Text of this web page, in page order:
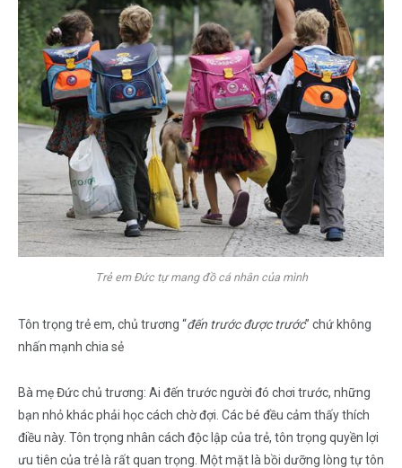
Trẻ em Đức tự mang đồ cá nhân của mình
Tôn trọng trẻ em, chủ trương “đến trước được trước” chứ không
nhấn mạnh chia sẻ
Bà mẹ Đức chủ trương: Ai đến trước người đó chơi trước, những
bạn nhỏ khác phải học cách chờ đợi. Các bé đều cảm thấy thích
điều này. Tôn trọng nhân cách độc lập của trẻ, tôn trọng quyền lợi
ưu tiên của trẻ là rất quan trọng. Một mặt là bồi dưỡng lòng tự tôn